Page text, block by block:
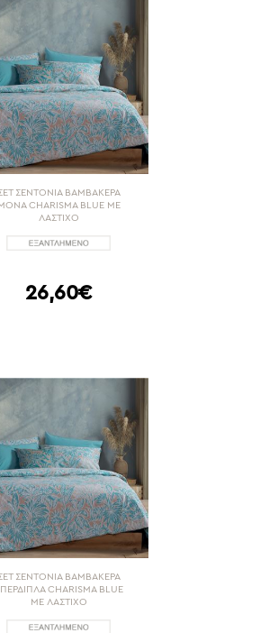
ΣΕΝΤΟΝΙΑ ΒΑΜΒΑΚΕΡΑ
CHARISMA BLUE ΜΕ
ΛΑΣΤΙΧΟ
26,60€
ΣΕΝΤΟΝΙΑ ΒΑΜΒΑΚΕΡΑ
CHARISMA BLUE
ΜΕ ΛΑΣΤΙΧΟ